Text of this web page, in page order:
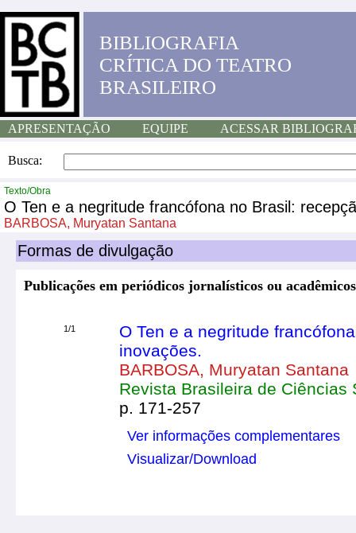
BIBLIOGRAFIA
CRÍTICA DO TEATRO
BRASILEIRO
APRESENTAÇÃO EQUIPE ACESSAR
Busca:
Texto/Obra
O Ten e a negritude francófona no Brasil:
BARBOSA, Muryatan Santana
Formas de divulgação
Publicações em periódicos jornalísticos ou acadêmicos
1/1
O Ten e a negritude
inovações.
BARBOSA, Muryatan Santana
Revista Brasileira de Ciências
p. 171-257
Ver informações complementares
Visualizar/Download